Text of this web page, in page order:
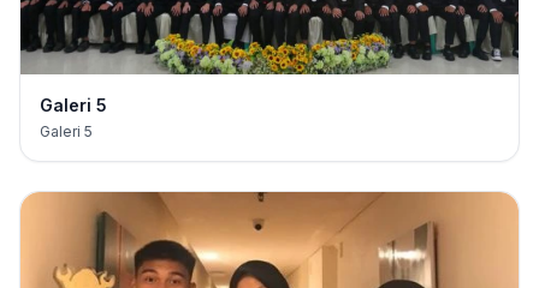
Galeri 5
Galeri 5